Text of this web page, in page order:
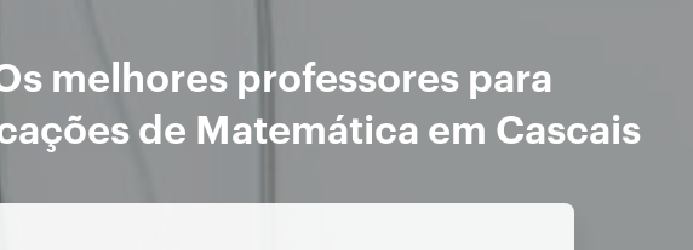
melhores professores para
de Matemática em Cascais